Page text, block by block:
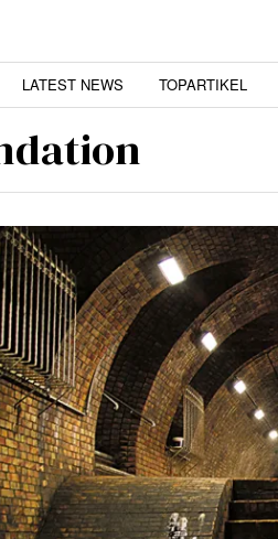
LATEST NEWS TOPARTIKEL